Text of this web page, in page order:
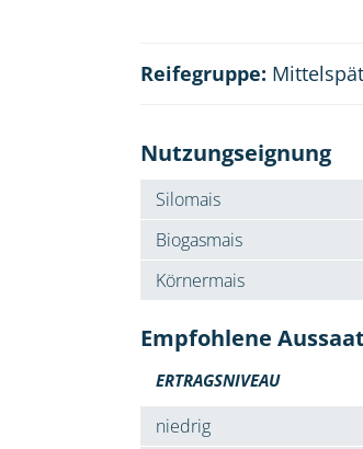
Reifegruppe: Mittelspät
Nutzungseignung
Silomais
Biogasmais
Körnermais
Empfohlene
ERTRAGSNIVEAU
niedrig